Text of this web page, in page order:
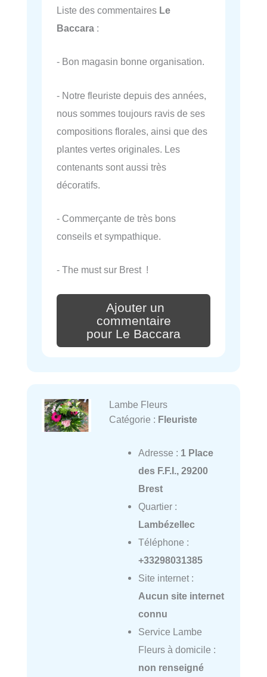
Liste des commentaires Le
Baccara :
- Bon magasin bonne organisation.
- Notre fleuriste depuis des années,
nous sommes toujours ravis de ses
compositions florales, ainsi que des
plantes vertes originales. Les
contenants sont aussi très
décoratifs.
- Commerçante de très bons
conseils et sympathique.
- The must sur Brest !
Ajouter un
commentaire
pour Le Baccara
Lambe Fleurs
Catégorie : Fleuriste
Adresse : 1 Place
des F.F.I., 29200
Brest
Quartier :
Lambézellec
Téléphone :
+33298031385
Site internet :
Aucun site internet
connu
Service Lambe
Fleurs à domicile :
non renseigné